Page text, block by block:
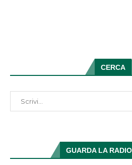
CERCA
GUARDA LA